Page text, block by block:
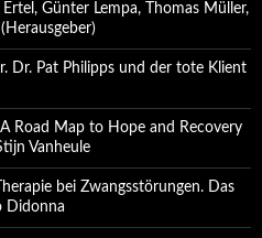
Günter Lempa, Thomas Müller,
Dr. Pat Philipps und der tote Klient
Road Map to Hope and Recovery
Vanheule
bei Zwangsstörungen. Das
Didonna